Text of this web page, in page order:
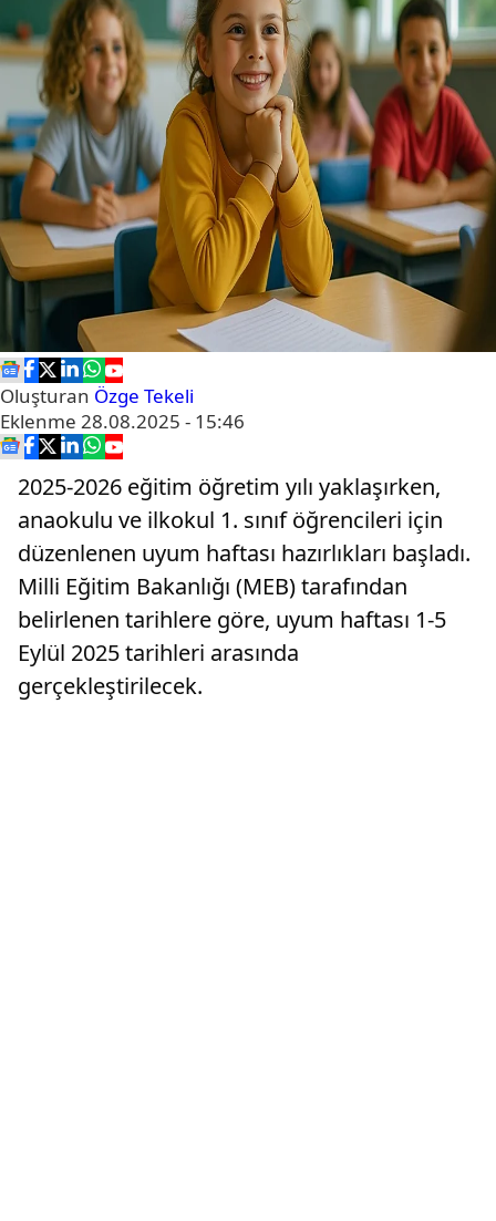
Oluşturan Özge Tekeli
Eklenme 28.08.2025 - 15:46
2025-2026 eğitim öğretim yılı yaklaşırken,
anaokulu ve ilkokul 1. sınıf öğrencileri için
düzenlenen uyum haftası hazırlıkları başladı.
Milli Eğitim Bakanlığı (MEB) tarafından
belirlenen tarihlere göre, uyum haftası 1-5
Eylül 2025 tarihleri arasında
gerçekleştirilecek.